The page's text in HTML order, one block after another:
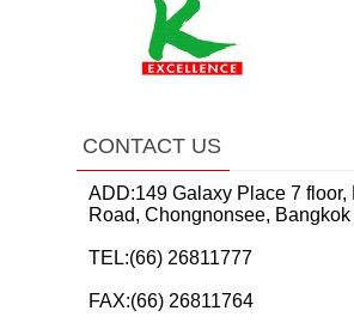
CONTACT US
ADD:149 Galaxy Place 7 floor,
Road, Chongnonsee,
TEL:(66) 26811777
FAX:(66) 26811764